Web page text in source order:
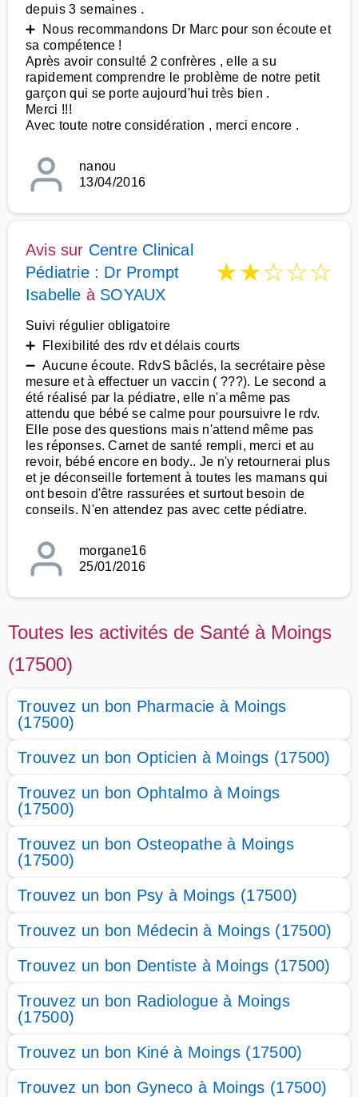
depuis 3 semaines .
➕ Nous recommandons Dr Marc pour son écoute et
sa compétence !
Après avoir consulté 2 confrères , elle a su
rapidement comprendre le problème de notre petit
garçon qui se porte aujourd'hui très bien .
Merci !!!
Avec toute notre considération , merci encore .
nanou
13/04/2016
Avis sur Centre Clinical
Pédiatrie : Dr Prompt
Isabelle à SOYAUX
★★☆☆☆
Suivi régulier obligatoire
➕ Flexibilité des rdv et délais courts
➖ Aucune écoute. RdvS bâclés, la secrétaire pèse
mesure et à effectuer un vaccin ( ???). Le second a
été réalisé par la pédiatre, elle n'a même pas
attendu que bébé se calme pour poursuivre le rdv.
Elle pose des questions mais n'attend même pas
les réponses. Carnet de santé rempli, merci et au
revoir, bébé encore en body.. Je n'y retournerai plus
et je déconseille fortement à toutes les mamans qui
ont besoin d'être rassurées et surtout besoin de
conseils. N'en attendez pas avec cette pédiatre.
morgane16
25/01/2016
Toutes les activités de Santé à Moings
(17500)
Trouvez un bon Pharmacie à Moings
(17500)
Trouvez un bon Opticien à Moings (17500)
Trouvez un bon Ophtalmo à Moings
(17500)
Trouvez un bon Osteopathe à Moings
(17500)
Trouvez un bon Psy à Moings (17500)
Trouvez un bon Médecin à Moings (17500)
Trouvez un bon Dentiste à Moings (17500)
Trouvez un bon Radiologue à Moings
(17500)
Trouvez un bon Kiné à Moings (17500)
Trouvez un bon Gyneco à Moings (17500)